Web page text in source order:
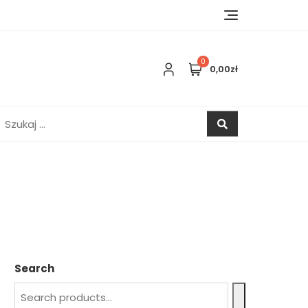
0
0,00zł
Search